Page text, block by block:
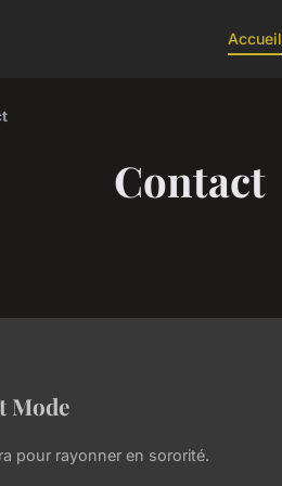
Accueil
Contact
Mode
pour rayonner en sororité.